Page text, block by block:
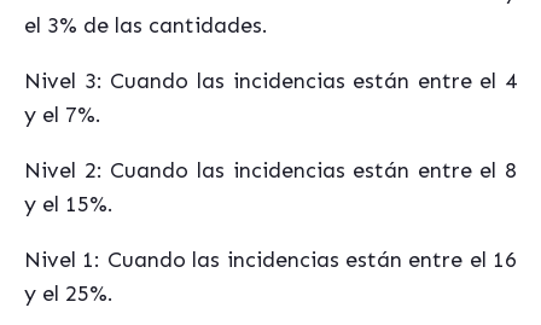
el 3% de las cantidades.
Nivel 3: Cuando las incidencias están entre el 4
y el 7%.
Nivel 2: Cuando las incidencias están entre el 8
y el 15%.
Nivel 1: Cuando las incidencias están entre el 16
y el 25%.